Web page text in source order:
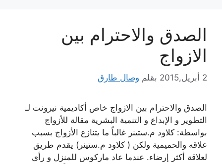
الصدق والاحترام بين
الازواج
2 أبريل,2015 بقلم وصال طارق
الصدق والاحترام بين الازواج خاص أكاديمية نيرونت لـ
التطوير و الإبداع و التنمية البشرية مقالة للأزواج
بواسطة: كلاود م.ستينر غالباً ما يتنازع الأزواج بسبب
علاقه والحميمية ولكن ( كلاود م.ستينر) يقدم طريق
لعلاقة أكثر إرضاء. عندما عاد ماركوس للمنزل و رأى